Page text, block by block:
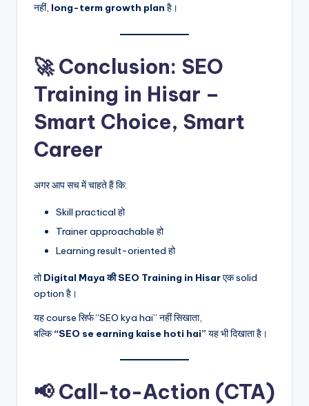
नहीं, long-term growth plan है।
🚀 Conclusion: SEO
Training in Hisar –
Smart Choice, Smart
Career
अगर आप सच में चाहते हैं कि:
Skill practical हो
Trainer approachable हो
Learning result-oriented हो
तोDigital Maya की SEO Training in Hisarएक solid
option है।
यह course सिर्फ “SEO kya hai” नहीं सिखाता,
बल्कि“SEO se earning kaise hoti hai” यह भी दिखाता है।
📢 Call-to-Action (CTA)